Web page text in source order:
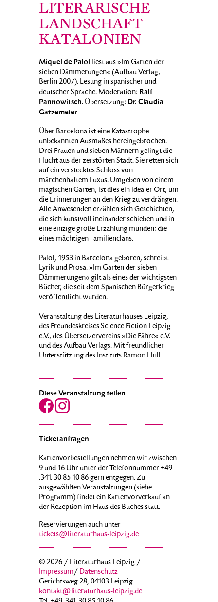
LITERARISCHE
LANDSCHAFT
KATALONIEN
Miquel de Palol liest aus »Im Garten der
sieben Dämmerungen« (Aufbau Verlag,
Berlin 2007). Lesung in spanischer und
deutscher Sprache. Moderation: Ralf
Pannowitsch. Übersetzung: Dr. Claudia
Gatzemeier
Über Barcelona ist eine Katastrophe
unbekannten Ausmaßes hereingebrochen.
Drei Frauen und sieben Männern gelingt die
Flucht aus der zerstörten Stadt. Sie retten sich
auf ein verstecktes Schloss von
märchenhaftem Luxus. Umgeben von einem
magischen Garten, ist dies ein idealer Ort, um
die Erinnerungen an den Krieg zu verdrängen.
Alle Anwesenden erzählen sich Geschichten,
die sich kunstvoll ineinander schieben und in
eine einzige große Erzählung münden: die
eines mächtigen Familienclans.
Palol, 1953 in Barcelona geboren, schreibt
Lyrik und Prosa. »Im Garten der sieben
Dämmerungen« gilt als eines der wichtigsten
Bücher, die seit dem Spanischen Bürgerkrieg
veröffentlicht wurden.
Veranstaltung des Literaturhauses Leipzig,
des Freundeskreises Science Fiction Leipzig
e.V., des Übersetzervereins »Die Fähre« e.V.
und des Aufbau Verlags. Mit freundlicher
Unterstützung des Instituts Ramon Llull.
Diese Veranstaltung teilen
Ticketanfragen
Kartenvorbestellungen nehmen wir zwischen
9 und 16 Uhr unter der Telefonnummer +49
.341. 30 85 10 86 gern entgegen. Zu
ausgewählten Veranstaltungen (siehe
Programm) findet ein Kartenvorverkauf an
der Rezeption im Haus des Buches statt.
Reservierungen auch unter
tickets@literaturhaus-leipzig.de
© 2026 / Literaturhaus Leipzig /
Impressum/ Datenschutz
Gerichtsweg 28, 04103 Leipzig
kontakt@literaturhaus-leipzig.de